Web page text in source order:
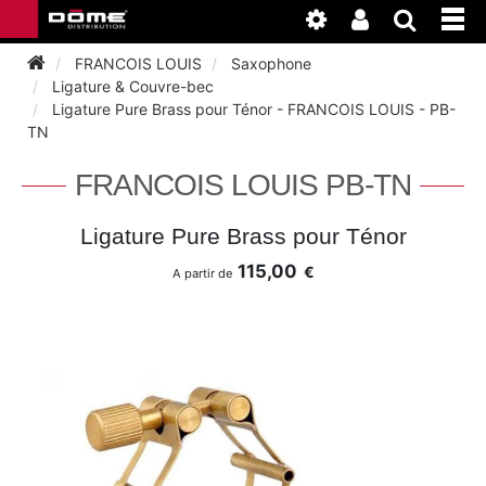
BASSON
CLARINETTE
SAXHORN EUPHONIUM
BAGAGERIE
BASSON
CLARINETTE
ACCESSOIRES
ANCHE DOUBLE
CLARINETTE
BASSON
CLARINETTE
NEWS
FRANCOIS LOUIS
Saxophone
Ligature & Couvre-bec
Ligature Pure Brass pour Ténor - FRANCOIS LOUIS - PB-
TN
FRANCOIS LOUIS PB-TN
Ligature Pure Brass pour Ténor
A partir de 115,00 €